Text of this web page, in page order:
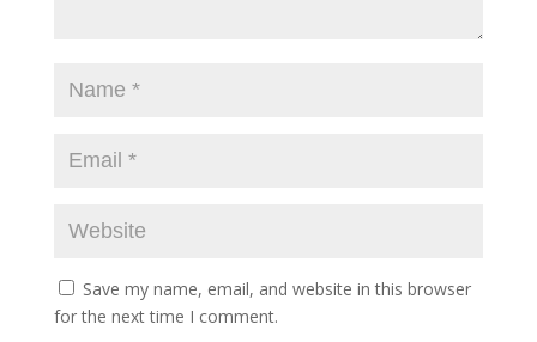
Save my name, email, and website in this browser
for the next time I comment.